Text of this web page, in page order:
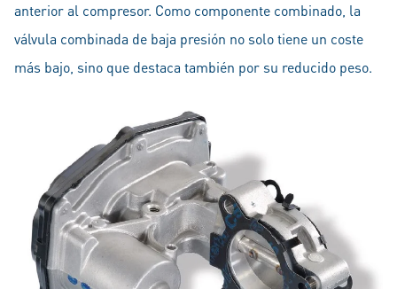
anterior al compresor. Como componente combinado, la
válvula combinada de baja presión no solo tiene un coste
más bajo, sino que destaca también por su reducido peso.